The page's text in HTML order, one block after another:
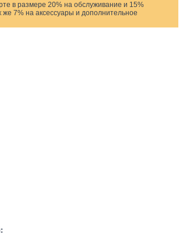
в размере 20% на обслуживание и 15%
же 7% на аксессуары и дополнительное